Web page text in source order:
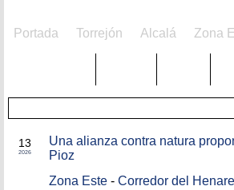
Portada Torrejón Alcalá Zona
13
2026
Una alianza contra natura
Pioz
Zona Este - Corredor del